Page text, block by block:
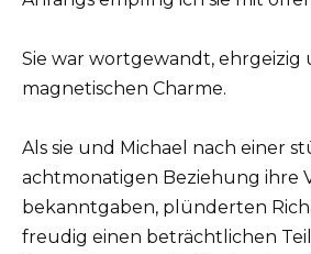
Sie war wortgewandt, ehrgeizig
magnetischen Charme.
Als sie und Michael nach einer
achtmonatigen Beziehung ihre
bekanntgaben, plünderten
freudig einen beträchtlichen